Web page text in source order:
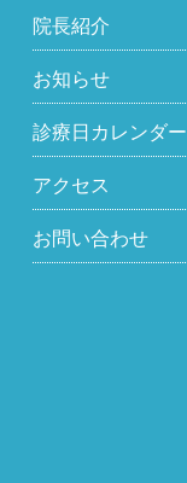
院長紹介
お知らせ
診療日カレンダー
アクセス
お問い合わせ